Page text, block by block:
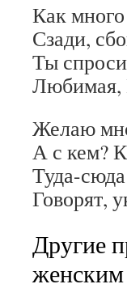
Как
Сзади,
Ты
Любимая,
Желаю
А с кем?
Туда-
Говорят,
Другие